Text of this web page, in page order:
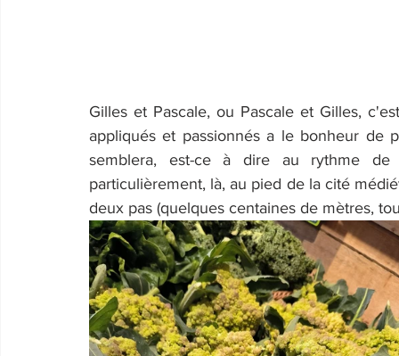
Gilles et Pascale, ou Pascale et Gilles,
appliqués et passionnés a le bonheur de
semblera, est-ce à dire au rythme
particulièrement, là, au pied de la cité
deux pas (quelques centaines de mètres,